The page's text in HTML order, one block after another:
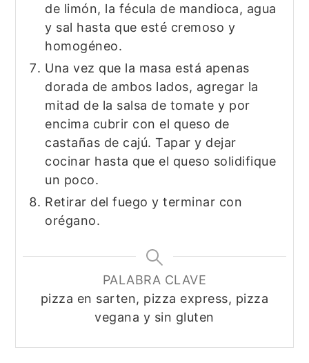
de limón, la fécula de mandioca, agua
y sal hasta que esté cremoso y
homogéneo.
Una vez que la masa está apenas
dorada de ambos lados, agregar la
mitad de la salsa de tomate y por
encima cubrir con el queso de
castañas de cajú. Tapar y dejar
cocinar hasta que el queso solidifique
un poco.
Retirar del fuego y terminar con
orégano.
PALABRA CLAVE
pizza en sarten, pizza express, pizza
vegana y sin gluten